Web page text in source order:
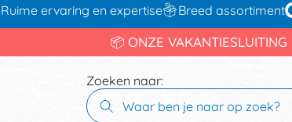
Ruime ervaring en expertise Breed assortiment
📦 ONZE
Zoeken naar: